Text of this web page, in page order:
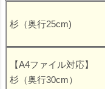
杉（奥行25cm)
【A4ファイル対応】
杉（奥行30cm）